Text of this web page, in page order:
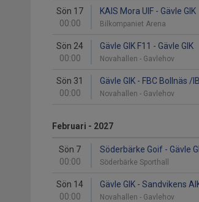
Sön 17
00:00
KAIS Mora UIF - Gävle GIK
Bilkompaniet Arena
Sön 24
00:00
Gävle GIK F11 - Gävle GIK
Novahallen - Gavlehov
Sön 31
00:00
Gävle GIK - FBC Bollnäs /
Novahallen - Gavlehov
Februari - 2027
Sön 7
00:00
Söderbärke Goif - Gävle
Söderbärke Sporthall
Sön 14
00:00
Gävle GIK - Sandvikens
Novahallen - Gavlehov